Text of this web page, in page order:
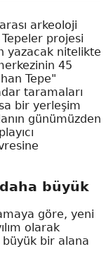
arkeoloji
projesi
yazacak nitelikte
45
Tepe"
taramaları
bir yerleşim
günümüzden
büyük
göre, yeni
olarak
büyük bir alana